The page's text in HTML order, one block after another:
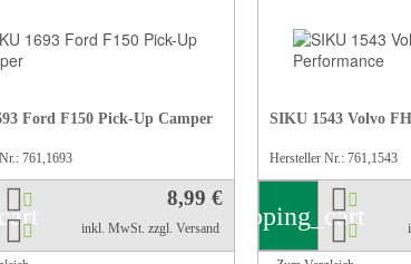
Ford F150 Pick-Up Camper
761,1693
8,99 €
inkl. MwSt. zzgl. Versand
SIKU 1543 Volvo
Hersteller Nr.: 761,1543
shopping_cart